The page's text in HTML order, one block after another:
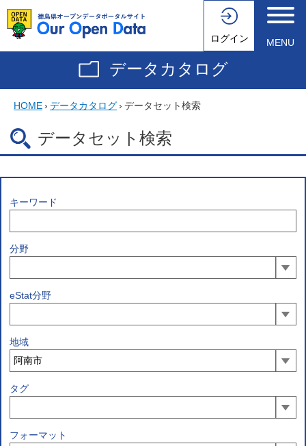
ログイン MENU
データカタログ
HOME› データカタログ› データセット検索
データセット検索
キーワード
分野
eStat分野
地域
タグ
フォーマット